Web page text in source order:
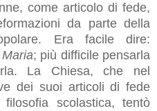
come articolo di fede,
da parte della
Era facile dire:
; più difficile pensarla
La Chiesa, che nel
dei suoi articoli di fede
scolastica, tentò